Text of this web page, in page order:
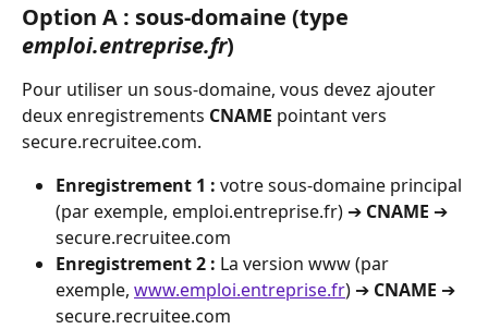
Option A : sous-domaine (type
emploi.entreprise.fr)
Pour utiliser un sous-domaine, vous devez ajouter
deux enregistrements CNAME pointant vers
secure.recruitee.com.
Enregistrement 1 : votre sous-domaine principal
(par exemple, emploi.entreprise.fr) ➔ CNAME ➔
secure.recruitee.com
Enregistrement 2 : La version www (par
exemple, www.emploi.entreprise.fr) ➔ CNAME ➔
secure.recruitee.com